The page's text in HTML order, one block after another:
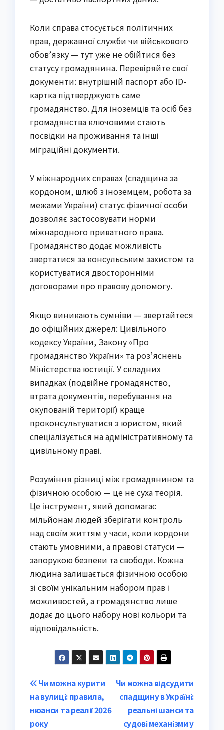
Коли справа стосується політичних
прав, державної служби чи військового
обов’язку — тут уже не обійтися без
статусу громадянина. Перевіряйте свої
документи: внутрішній паспорт або ID-
картка підтверджують саме
громадянство. Для іноземців та осіб без
громадянства ключовими стають
посвідки на проживання та інші
міграційні документи.
У міжнародних справах (спадщина за
кордоном, шлюб з іноземцем, робота за
межами України) статус фізичної особи
дозволяє застосовувати норми
міжнародного приватного права.
Громадянство додає можливість
звертатися за консульським захистом та
користуватися двосторонніми
договорами про правову допомогу.
Якщо виникають сумніви — звертайтеся
до офіційних джерел: Цивільного
кодексу України, Закону «Про
громадянство України» та роз’яснень
Міністерства юстиції. У складних
випадках (подвійне громадянство,
втрата документів, перебування на
окупованій території) краще
проконсультуватися з юристом, який
спеціалізується на адміністративному та
цивільному праві.
Розуміння різниці між громадянином та
фізичною особою — це не суха теорія.
Це інструмент, який допомагає
мільйонам людей зберігати контроль
над своїм життям у часи, коли кордони
стають умовними, а правові статуси —
запорукою безпеки та свободи. Кожна
людина залишається фізичною особою
зі своїм унікальним набором прав і
можливостей, а громадянство лише
додає до цього набору нові кольори та
відповідальність.
Post
navigation
Чи можна відсудити
спадщину в Україні:
реальні шанси та
судові механізми у
Чи можна курити
на вулиці: правила,
нюанси та реалії 2026
року